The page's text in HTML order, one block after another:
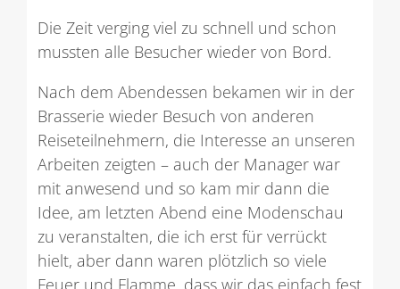
Die Zeit verging viel zu schnell und schon
mussten alle Besucher wieder von Bord.
Nach dem Abendessen bekamen wir in der
Brasserie wieder Besuch von anderen
Reiseteilnehmern, die Interesse an unseren
Arbeiten zeigten – auch der Manager war
mit anwesend und so kam mir dann die
Idee, am letzten Abend eine Modenschau
zu veranstalten, die ich erst für verrückt
hielt, aber dann waren plötzlich so viele
Feuer und Flamme, dass wir das einfach fest